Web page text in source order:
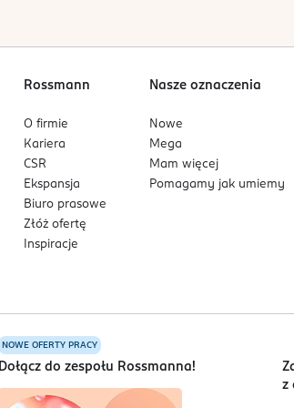
Rossmann
O firmie
Kariera
CSR
Ekspansja
Biuro prasowe
Złóż ofertę
Inspiracje
Nasze oznaczenia
Nowe
Mega
Mam więcej
Pomagamy jak umiemy
NOWE OFERTY PRACY
Dołącz do zespołu Rossmanna!
z